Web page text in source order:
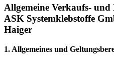
Allgemeine Verkaufs-
ASK Systemklebstoffe
Haiger
1. Allgemeines und